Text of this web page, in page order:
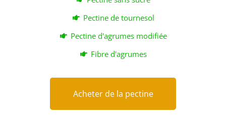
Pectine de tournesol
Pectine d'agrumes modifiée
Fibre d'agrumes
Acheter de la pectine
Acheter de la pectine